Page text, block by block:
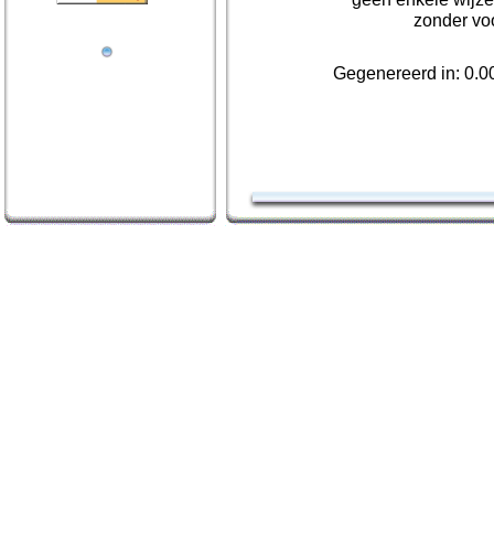
zonder
Gegenereerd in: